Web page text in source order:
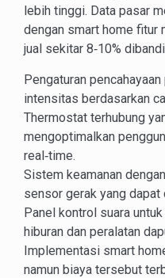
lebih tinggi. Data pasar
dengan smart home fitur
jual sekitar 8‑10%
Pengaturan
intensitas berdasarkan
Thermostat terhubung
mengoptimalkan
real‑time.
Sistem keamanan
sensor gerak yang
Panel kontrol suara
hiburan dan peralatan
Implementasi smart
namun biaya tersebut